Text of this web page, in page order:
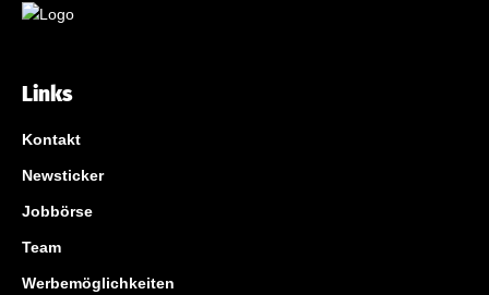
Links
Kontakt
Newsticker
Jobbörse
Team
Werbemöglichkeiten